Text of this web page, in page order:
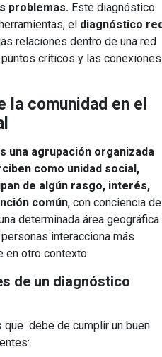
problemas. Este diagnóstico
el diagnóstico
relaciones dentro de una red
críticos y las conexiones
la comunidad en el
una agrupación organizada
como unidad social,
de algún rasgo, interés,
común, con conciencia de
determinada área geográfica
interacciona más
en otro contexto.
de un diagnóstico
que debe de cumplir un buen